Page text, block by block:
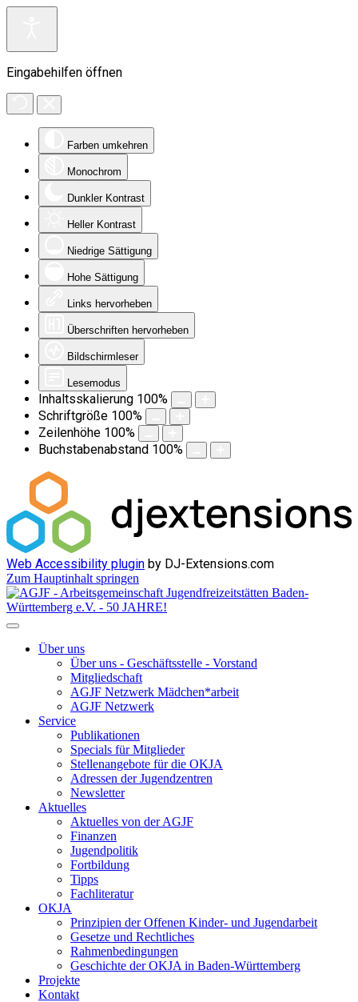
Eingabehilfen öffnen
Farben umkehren
Monochrom
Dunkler Kontrast
Heller Kontrast
Niedrige Sättigung
Hohe Sättigung
Links hervorheben
Überschriften hervorheben
Bildschirmleser
Lesemodus
Inhaltsskalierung 100%
Schriftgröße 100%
Zeilenhöhe 100%
Buchstabenabstand 100%
Web Accessibility plugin by DJ-Extensions.com
Zum Hauptinhalt springen
Über uns
Über uns - Geschäftsstelle - Vorstand
Mitgliedschaft
AGJF Netzwerk Mädchen*arbeit
AGJF Netzwerk
Service
Publikationen
Specials für Mitglieder
Stellenangebote für die OKJA
Adressen der Jugendzentren
Newsletter
Aktuelles
Aktuelles von der AGJF
Finanzen
Jugendpolitik
Fortbildung
Tipps
Fachliteratur
OKJA
Prinzipien der Offenen Kinder- und Jugendarbeit
Gesetze und Rechtliches
Rahmenbedingungen
Geschichte der OKJA in Baden-Württemberg
Projekte
Kontakt